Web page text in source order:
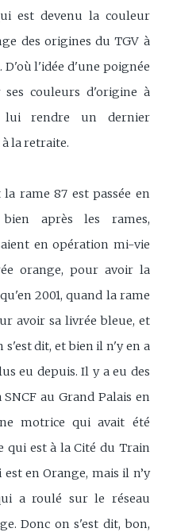
est devenu la couleur
des origines du TGV à
l'idée d'une poignée
couleurs d'origine à
lui rendre un dernier
la retraite.
rame 87 est passée en
après les rames,
en opération mi-vie
orange, pour avoir la
2001, quand la rame
avoir sa livrée bleue, et
s'est dit, et bien il n'y en a
eu depuis. Il y a eu des
au Grand Palais en
motrice qui avait été
qui est à la Cité du Train
en Orange, mais il n’y
a roulé sur le réseau
Donc on s'est dit, bon,